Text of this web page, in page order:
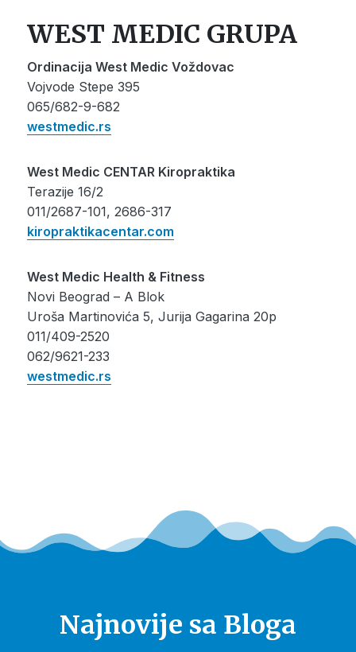
WEST MEDIC GRUPA
Ordinacija West Medic Voždovac
Vojvode Stepe 395
065/682-9-682
westmedic.rs
West Medic CENTAR Kiropraktika
Terazije 16/2
011/2687-101, 2686-317
kiropraktikacentar.com
West Medic Health & Fitness
Novi Beograd – A Blok
Uroša Martinovića 5, Jurija Gagarina 20p
011/409-2520
062/9621-233
westmedic.rs
Najnovije sa Bloga